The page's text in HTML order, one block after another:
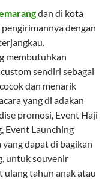
dan di kota
dengan
membutuhkan
sendiri sebagai
dan menarik
yang di adakan
promosi, Event Haji
Event Launching
dapat di bagikan
untuk souvenir
ulang tahun anak atau